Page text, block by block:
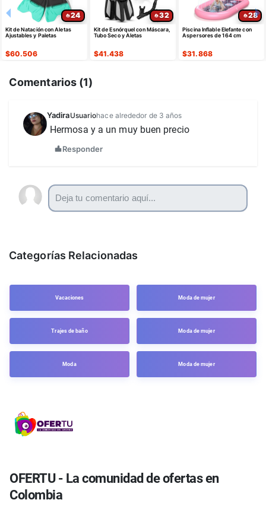
24
Kit de Natación con Aletas
Ajustables y Paletas
$60.506
32
Kit de Esnórquel con Máscara,
Tubo Seco y Aletas
$41.438
28
Piscina Inflable Elefante con
Aspersores de 164 cm
$31.868
Comentarios (1)
YadiraUsuariohace alrededor de 3 años
Hermosa y a un muy buen precio
Responder
Categorías Relacionadas
Vacaciones Moda de mujer
Trajes de baño Moda de mujer
Moda Moda de mujer
OFERTU - La comunidad de ofertas en
Colombia